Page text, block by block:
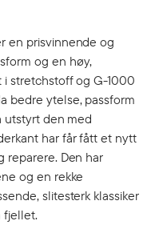
en prisvinnende og
og en høy,
stretchstoff og G-1000
bedre ytelse, passform
utstyrt den med
har får fått et nytt
reparere. Den har
og en rekke
slitesterk klassiker
fjellet.